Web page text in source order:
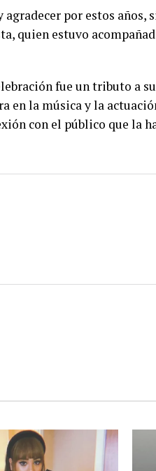
por estos años,
quien estuvo
fue un tributo a
la música y la
con el público que la